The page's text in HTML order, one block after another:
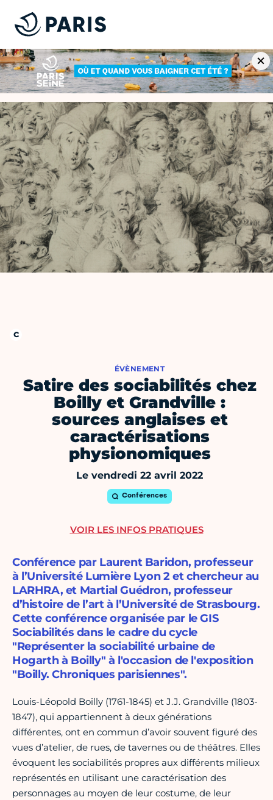
ÉVÈNEMENT
Satire des sociabilités chez
Boilly et Grandville :
sources anglaises et
caractérisations
physionomiques
Le vendredi 22 avril 2022
Conférences
Conférence par Laurent Baridon, professeur
à l’Université Lumière Lyon 2 et chercheur au
LARHRA, et Martial Guédron, professeur
d’histoire de l’art à l’Université de Strasbourg.
Cette conférence organisée par le GIS
Sociabilités dans le cadre du cycle
"Représenter la sociabilité urbaine de
Hogarth à Boilly" à l'occasion de l'exposition
"Boilly. Chroniques parisiennes".
Louis-Léopold Boilly (1761-1845) et J.J. Grandville (1803-
1847), qui appartiennent à deux générations
différentes, ont en commun d’avoir souvent figuré des
vues d’atelier, de rues, de tavernes ou de théâtres. Elles
évoquent les sociabilités propres aux différents milieux
représentés en utilisant une caractérisation des
personnages au moyen de leur costume, de leur
VOIR LES INFOS PRATIQUES